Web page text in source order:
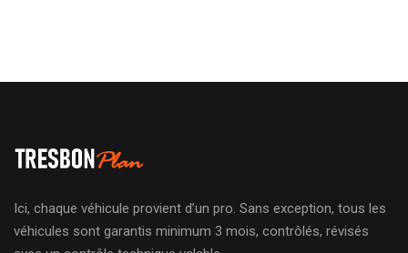
Ici, chaque véhicule provient d’un pro. Sans exception, tous les
véhicules sont garantis minimum 3 mois, contrôlés, révisés